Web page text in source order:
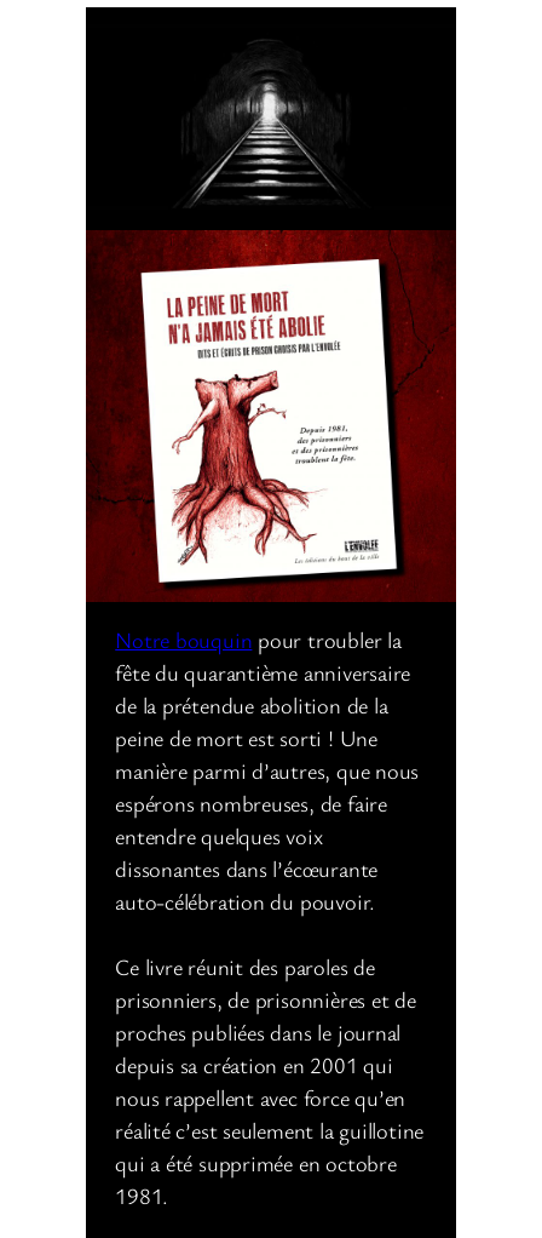
Notre bouquin pour troubler la
fête du quarantième anniversaire
de la prétendue abolition de la
peine de mort est sorti ! Une
manière parmi d’autres, que nous
espérons nombreuses, de faire
entendre quelques voix
dissonantes dans l’écœurante
auto-célébration du pouvoir.
Ce livre réunit des paroles de
prisonniers, de prisonnières et de
proches publiées dans le journal
depuis sa création en 2001 qui
nous rappellent avec force qu’en
réalité c’est seulement la guillotine
qui a été supprimée en octobre
1981.